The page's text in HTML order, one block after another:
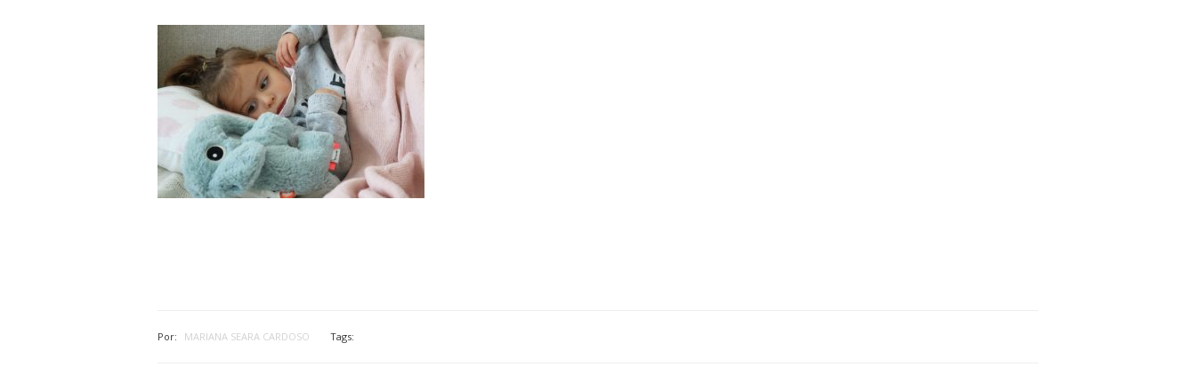
Por: MARIANA SEARA CARDOSO Tags: